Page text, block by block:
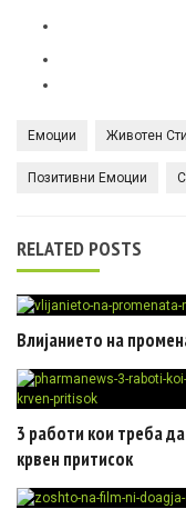
Емоции Животен
Позитивни Емоции
RELATED POSTS
Влијанието на
3 работи кои треба
крвен притисок